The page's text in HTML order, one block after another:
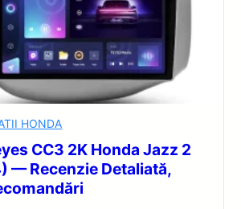
HONDA
CC3 2K Honda Jazz 2
— Recenzie Detaliată,